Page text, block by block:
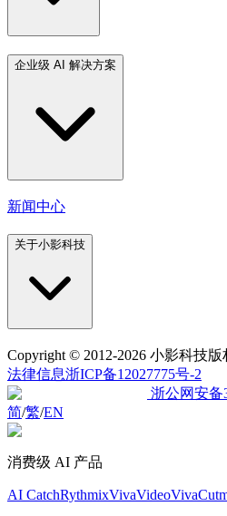
企业级 AI 解决方案
新闻中心
关于小影科技
Copyright © 2012-2026 小影科技版
法律信息浙ICP备12027775号-2
浙公网安备
简/繁/EN
消费级 AI 产品
AI CatchRythmixVivaVideoVivaCut